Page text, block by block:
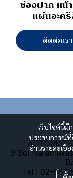
ช่องฝาก หน้
แผ่นอะค
ติดต่อเรา
เว็บไซต์นี้มี
ประสบการณ์ที่
อ่านรายละเอี
9 Soi
Tel : 02-